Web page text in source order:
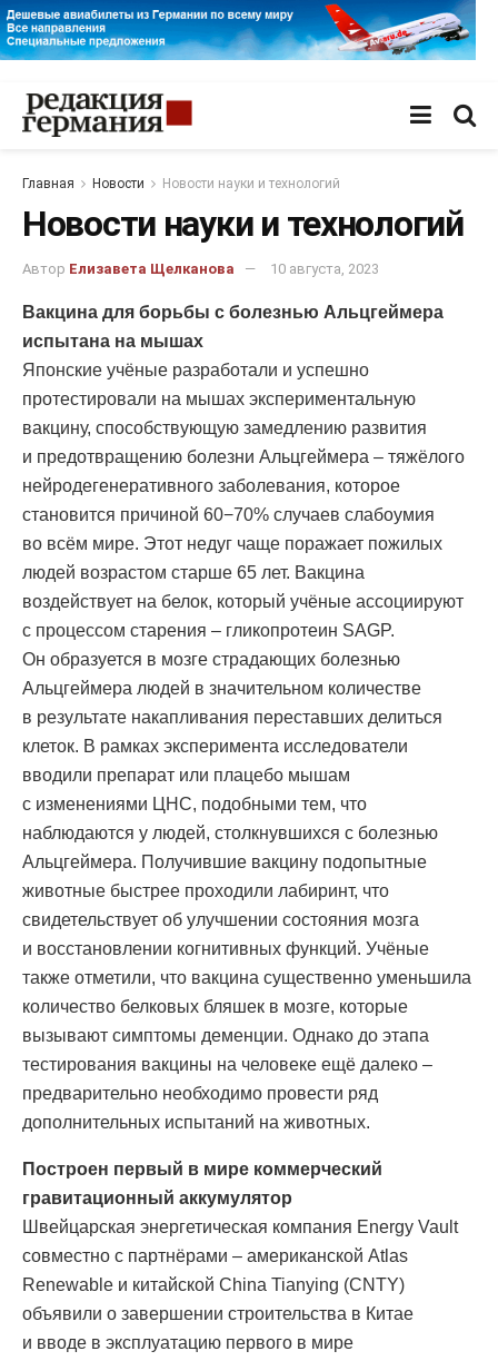
Главная Новости Новости науки и технологий
Новости науки и технологий
Автор Елизавета Щелканова 10 августа, 2023
Вакцина для борьбы с болезнью Альцгеймера
испытана на мышах
Японские учёные разработали и успешно
протестировали на мышах экспериментальную
вакцину, способствующую замедлению развития
и предотвращению болезни Альцгеймера – тяжёлого
нейродегенеративного заболевания, которое
становится причиной 60−70% случаев слабоумия
во всём мире. Этот недуг чаще поражает пожилых
людей возрастом старше 65 лет. Вакцина
воздействует на белок, который учёные ассоциируют
с процессом старения – гликопротеин SAGP.
Он образуется в мозге страдающих болезнью
Альцгеймера людей в значительном количестве
в результате накапливания переставших делиться
клеток. В рамках эксперимента исследователи
вводили препарат или плацебо мышам
с изменениями ЦНС, подобными тем, что
наблюдаются у людей, столкнувшихся с болезнью
Альцгеймера. Получившие вакцину подопытные
животные быстрее проходили лабиринт, что
свидетельствует об улучшении состояния мозга
и восстановлении когнитивных функций. Учёные
также отметили, что вакцина существенно уменьшила
количество белковых бляшек в мозге, которые
вызывают симптомы деменции. Однако до этапа
тестирования вакцины на человеке ещё далеко –
предварительно необходимо провести ряд
дополнительных испытаний на животных.
Построен первый в мире коммерческий
гравитационный аккумулятор
Швейцарская энергетическая компания Energy Vault
совместно с партнёрами – американской Atlas
Renewable и китайской China Tianying (CNTY)
объявили о завершении строительства в Китае
и вводе в эксплуатацию первого в мире